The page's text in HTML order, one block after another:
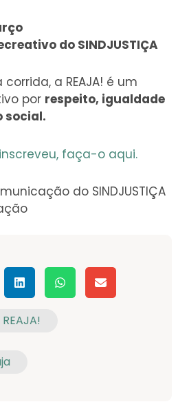
do SINDJUSTIÇA
a REAJA! é um
por respeito, igualdade
social.
faça-o aqui.
do SINDJUSTIÇA